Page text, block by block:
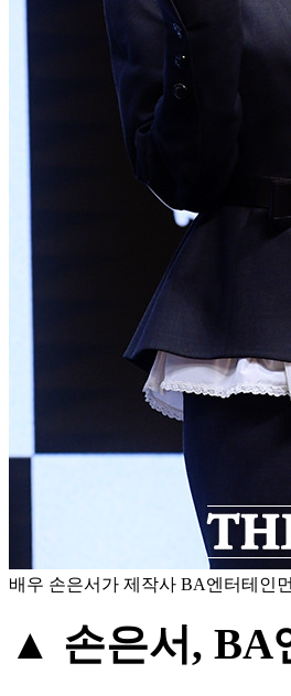
배우 손은서가 제작사 BA엔터테인
▲ 손은서, BA